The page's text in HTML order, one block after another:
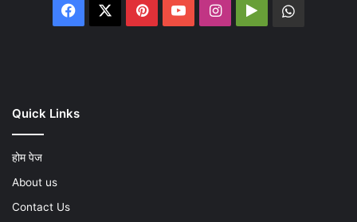
Facebook PinterestYouTubeInstagram
Google
Quick Links
होम पेज
About us
Contact Us